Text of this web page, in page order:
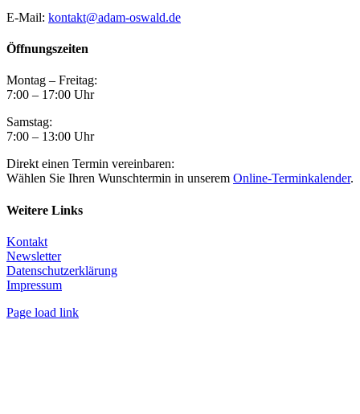
E-Mail: kontakt@adam-oswald.de
Öffnungszeiten
Montag – Freitag:
7:00 – 17:00 Uhr
Samstag:
7:00 – 13:00 Uhr
Direkt einen Termin vereinbaren:
Wählen Sie Ihren Wunschtermin in unserem Online-Terminkalender.
Weitere Links
Kontakt
Newsletter
Datenschutzerklärung
Impressum
Page load link